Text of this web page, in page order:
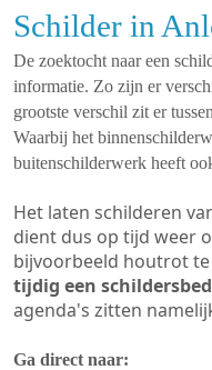
Schilder in
De zoektocht naar een
informatie. Zo zijn er
grootste verschil zit er tussen
Waarbij het
buitenschilderwerk heeft
Het laten schilderen
dient dus op tijd weer
bijvoorbeeld houtrot
tijdig een
agenda's zitten
Ga direct naar: